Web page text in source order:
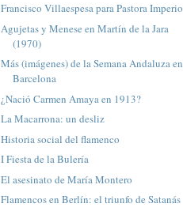
Francisco Villaespesa para Pastora Imperio
Agujetas y Menese en Martín de la Jara
(1970)
Más (imágenes) de la Semana Andaluza en
Barcelona
¿Nació Carmen Amaya en 1913?
La Macarrona: un desliz
Historia social del flamenco
I Fiesta de la Bulería
El asesinato de María Montero
Flamencos en Berlín: el triunfo de Satanás